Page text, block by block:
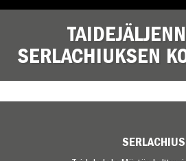
SERLACHIUKSEN
SERLACHIUS